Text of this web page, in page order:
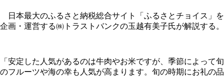
日本最大のふるさと納税総合サイト「ふるさとチョイス」を
企画・運営する㈱トラストバンクの玉越有美子氏が解説する。
「安定した人気があるのは牛肉やお米ですが、季節によって旬
のフルーツや海の幸も人気が高まります。旬の時期にお礼の品